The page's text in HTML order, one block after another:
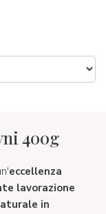
400g
eccellenza
lavorazione
in